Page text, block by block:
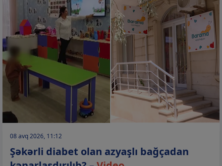
08 avq 2026, 11:12
Şəkərli diabet olan azyaşlı bağçadan